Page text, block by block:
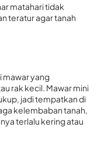
matahari tidak
teratur agar tanah
mawar yang
rak kecil. Mawar mini
jadi tempatkan di
kelembaban tanah,
terlalu kering atau